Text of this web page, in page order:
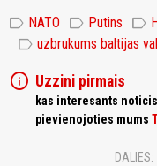
label NATO label Putins label
label uzbrukums baltijas
info Uzzini pirmais
kas interesants
pievienojoties mums
DALIES: